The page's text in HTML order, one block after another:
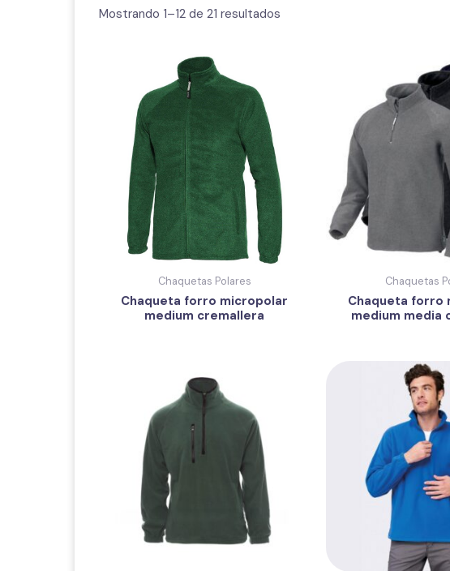
Mostrando 1–12 de 21 resultados
Chaquetas Polares
Chaqueta forro micropolar
medium cremallera
Chaquetas
Chaqueta forro
medium media